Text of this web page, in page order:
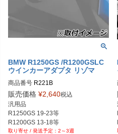
BMW R1250GS /R1200GSLC
ウインカーアダプタ リゾマ
商品番号 R221B
販売価格 ¥2,640税込
汎用品
R1250GS 19-23等
2～3週